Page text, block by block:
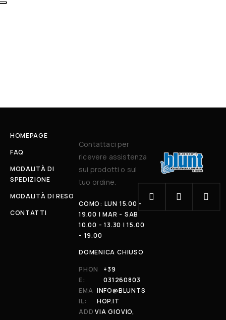
HOMEPAGE
FAQ
MODALITÀ DI
SPEDIZIONE
MODALITÀ DI RESO
CONTATTI
Contattaci per
ricevere assistenza
sui prodotti o sul
tuo ordine.
COMO: LUN 15.00 -
19.00 | MAR - SAB
10.00 - 13.30 | 15.00
- 19.00
DOMENICA CHIUSO
PHON
E:
+39
031260803
EMA
IL:
INFO@BLUNTS
HOP.IT
ADD VIA GIOVIO,